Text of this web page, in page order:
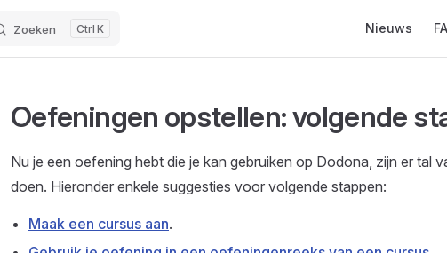
Zoeken K Nieuws
Oefeningen opstellen: volgende
Nu je een oefening hebt die je kan gebruiken op Dodona, zijn er tal
doen. Hieronder enkele suggesties voor volgende stappen:
Maak een cursus aan.